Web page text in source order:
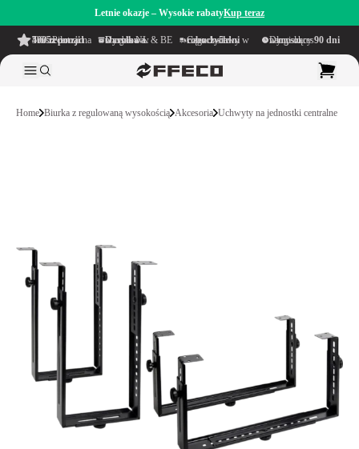
Letnie okazje – Wysokie rabatyKup teraz
4.6/5
z ponad 500 recenzji
na TrustPilot Darmowa wysyłka
w obrębie NL & BE Czas dostawy w ciągu
1–5 dni roboczych Długi okres namysłu wynoszący90 dni
Home Biurka z regulowaną wysokością Akcesoria Uchwyty na jednostki centralne